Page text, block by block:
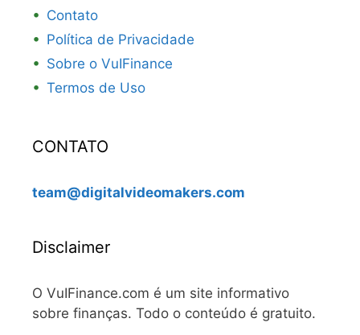
Contato
Política de Privacidade
Sobre o VuIFinance
Termos de Uso
CONTATO
team@digitalvideomakers.com
Disclaimer
O VuIFinance.com é um site informativo
sobre finanças. Todo o conteúdo é gratuito.